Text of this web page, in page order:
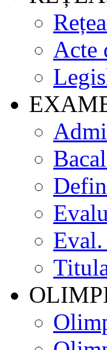
Acte